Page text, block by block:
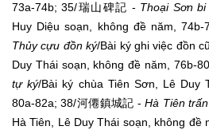
73a-74b; 35/瑞山碑記 - Thoại Sơn bi
Huy Diệu soạn, không đề năm,
Thủy cựu đồn ký/Bài ký ghi việc đồn
Duy Thái soạn, không đề năm, 76b-
tự ký/Bài ký chùa Tiên Sơn, Lê Duy
80a-82a; 38/河僊鎮城記 -Hà Tiên
Hà Tiên, Lê Duy Thái soạn, không đề